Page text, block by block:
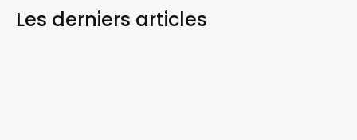
Les derniers articles